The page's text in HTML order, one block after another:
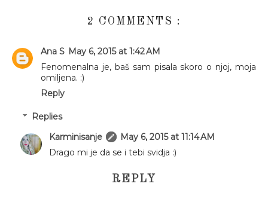
2 COMMENTS :
Ana S May 6, 2015 at 1:42 AM
Fenomenalna je, baš sam pisala skoro o njoj, moja
omiljena. :)
Reply
Replies
Karminisanje
May 6, 2015 at 11:14 AM
Drago mi je da se i tebi svidja :)
REPLY